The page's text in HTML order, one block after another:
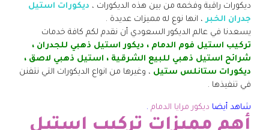
ديكورات راقية وفخمه من بين هذه الديكورات ، ديكورات استيل
جدران الخبر، انها نوع له مميزات عديدة .
يسعدنا في عالم الديكور السعودي أن نقدم لكم كافة خدمات
تركيب استيل فوم الدمام ، ديكور استيل ذهبي للجدران ،
شرائح استيل ذهبي للبيع الشرقية ، استيل ذهبي لاصق ،
ديكورات ستانلس ستيل ، وغيرها من انواع الديكورات التي نتفنن
في تنفيذها .
شاهد أيضا ديكور مرايا الدمام .